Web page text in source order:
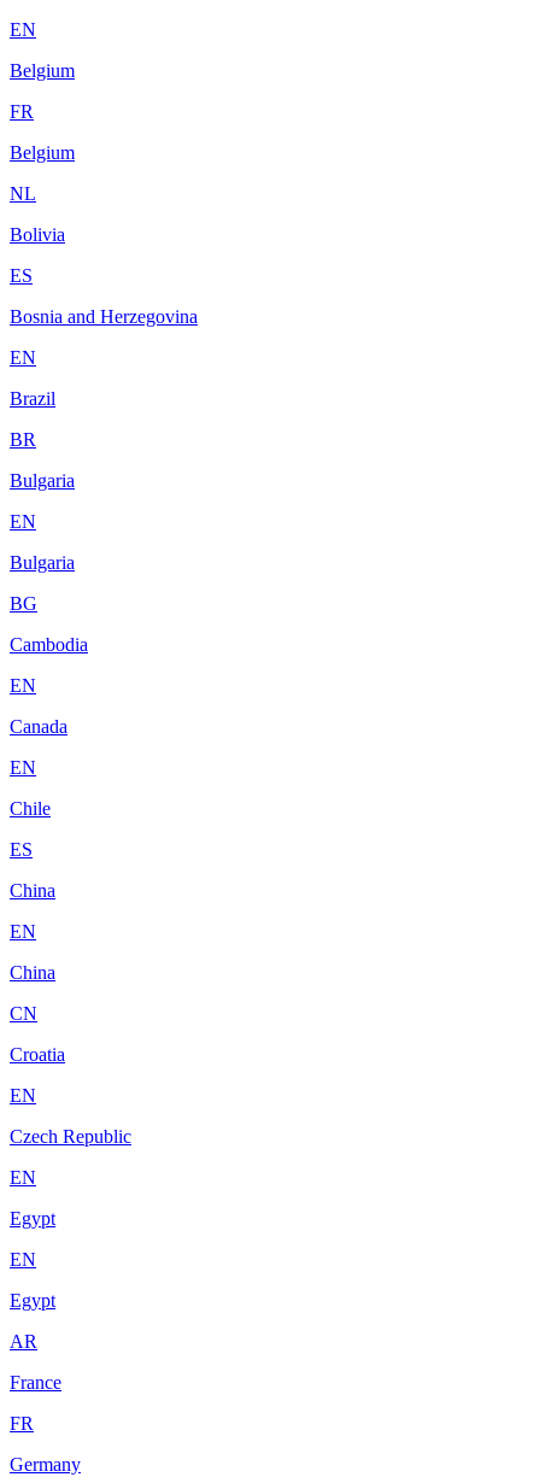
EN
Belgium
FR
Belgium
NL
Bolivia
ES
Bosnia and Herzegovina
EN
Brazil
BR
Bulgaria
EN
Bulgaria
BG
Cambodia
EN
Canada
EN
Chile
ES
China
EN
China
CN
Croatia
EN
Czech Republic
EN
Egypt
EN
Egypt
AR
France
FR
Germany